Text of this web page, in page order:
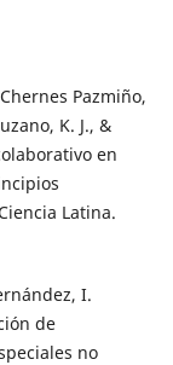
Pazmiño,
K. J., &
en
Latina.
I.
de
no